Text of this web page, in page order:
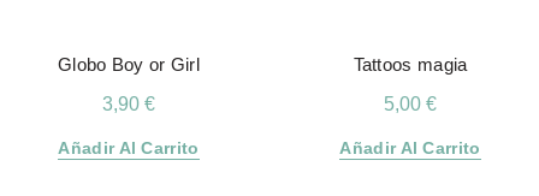
Globo Boy or Girl
3,90 €
Añadir Al Carrito
Tattoos magia
5,00 €
Añadir Al Carrito